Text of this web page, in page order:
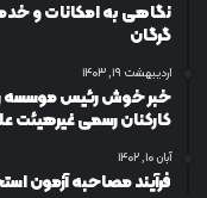
نگاهی به امکانات و
گرگان
اردیبهشت ۱۹, ۱۴۰۳
خبر خوش رئیس موسسه
کارکنان رسمی غیرهیئت
آبان ۱۰, ۱۴۰۲
فرآیند مصاحبه آزمون